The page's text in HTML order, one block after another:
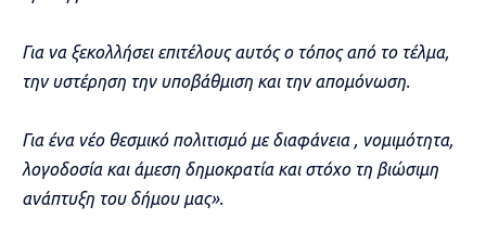
Για να ξεκολλήσει επιτέλους αυτός ο τόπος από το τέλμα,
την υστέρηση την υποβάθμιση και την απομόνωση.
Για ένα νέο θεσμικό πολιτισμό με διαφάνεια , νομιμότητα,
λογοδοσία και άμεση δημοκρατία και στόχο τη βιώσιμη
ανάπτυξη του δήμου μας».